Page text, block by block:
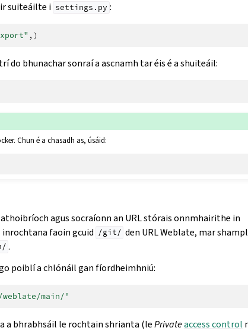
suiteáilte i settings.py :
,)
do bhunachar sonraí a ascnamh tar éis é a shuiteáil:
Chun é a chasadh as, úsáid:
agus socraíonn an URL stórais onnmhairithe in
inrochtana faoin gcuid /git/ den URL Weblate, mar
.
poiblí a chlónáil gan fíordheimhniú:
main/'
a bhrabhsáil le rochtain shrianta (lePrivateaccess control